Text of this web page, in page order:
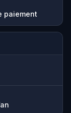
paiement